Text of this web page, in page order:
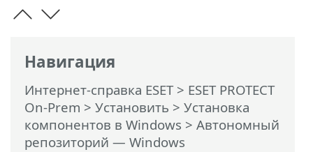
Навигация
Интернет-справка ESET> ESET PROTECT
On-Prem > Установить > Установка
компонентов в Windows > Автономный
репозиторий — Windows